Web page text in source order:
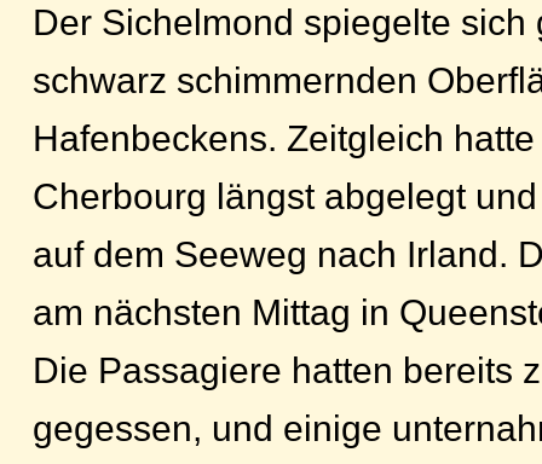
Der Sichelmond spiegelte sich
schwarz schimmernden
Hafenbeckens. Zeitgleich
Cherbourg längst abgelegt
auf dem Seeweg nach Irland.
am nächsten Mittag in
Die Passagiere hatten bereits
gegessen, und einige